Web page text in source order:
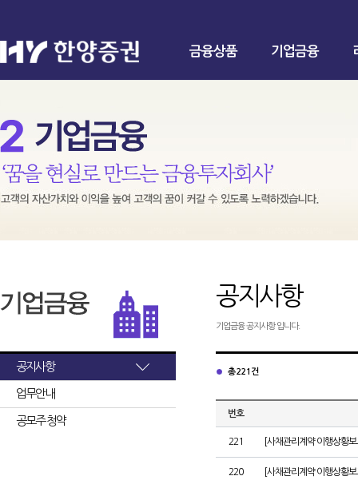
금융상품 기업금융
공지사항
업무안내
공모주 청약
공지사항
기업금융 공지사항 입니다.
총 221건
번호
221 [사채관리계약 이행상황
220 [사채관리계약 이행상황